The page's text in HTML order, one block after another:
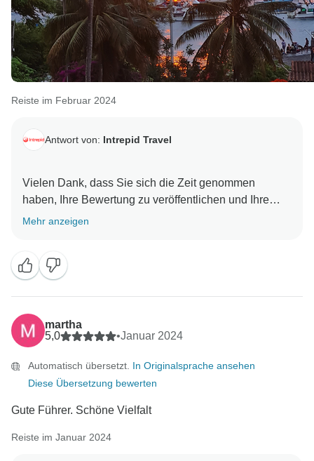
Reiste im Februar 2024
Antwort von: Intrepid Travel
Vielen Dank, dass Sie sich die Zeit genommen
haben, Ihre Bewertung zu veröffentlichen und Ihre
wunderbaren Fotos mit anderen zu teilen. Es ist schön
alles gesehen haben, was Sie wollten, und dass 10
Tage die perfekte Zeit waren, um alles, was die Inseln
zu bieten haben, kennenzulernen. Es ist wirklich ein
großartiger Ort. Wir hoffen, dass Ihnen eine andere
unserer Reiserouten zusagt und wir Sie bald wieder
Mehr anzeigen
martha
5,0
•Januar 2024
Automatisch übersetzt. In Originalsprache ansehen
Diese Übersetzung bewerten
Gute Führer. Schöne Vielfalt
Reiste im Januar 2024